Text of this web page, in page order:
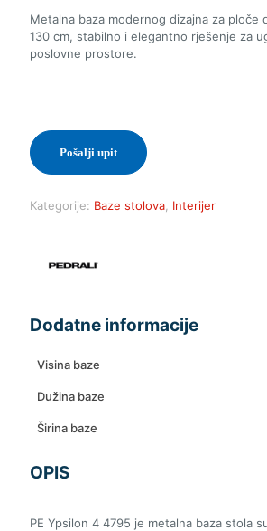
Metalna baza modernog dizajna za ploče
130 cm, stabilno i elegantno rješenje za
poslovne prostore.
Pošalji upit
Kategorije: Baze stolova Interijer
Dodatne informacije
Visina baze
Dužina baze
Širina baze
OPIS
PE Ypsilon 4 4795 je metalna baza stola